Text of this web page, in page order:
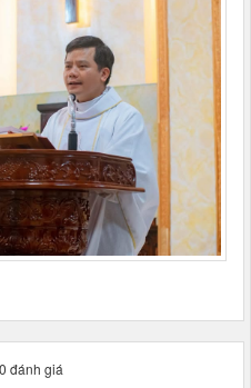
đánh giá